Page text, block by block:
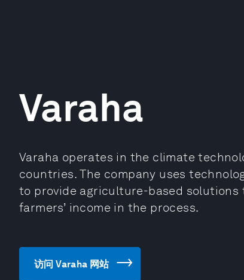
Varaha
Varaha operates in the climate
countries. The company uses
to provide agriculture-based solutions
farmers’ income in the process.
访问 Varaha 网站